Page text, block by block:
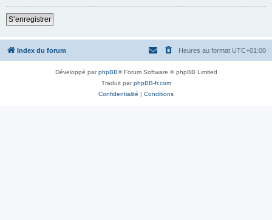
S’enregistrer
Index du forum Heures au format UTC+01:00
Développé parphpBB® Forum Software © phpBB Limited
Traduit parphpBB-fr.com
Confidentialité | Conditions